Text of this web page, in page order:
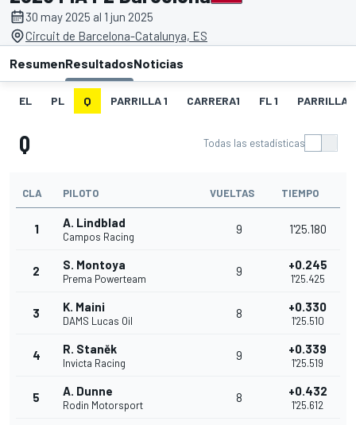
30 may 2025 al 1 jun 2025
Circuit de Barcelona-Catalunya, ES
ResumenResultadosNoticias
EL PL Q PARRILLA 1 CARRERA1 FL 1 PARRILLA
Q Todas las estadísticas
CLA PILOTO VUELTAS TIEMPO
1 A. Lindblad
Campos Racing
9 1'25.180
2 S. Montoya
Prema Powerteam
9 +0.245
1'25.425
3 K. Maini
DAMS Lucas Oil
8 +0.330
1'25.510
4 R. Staněk
Invicta Racing
9 +0.339
1'25.519
5 A. Dunne
Rodin Motorsport
8 +0.432
1'25.612